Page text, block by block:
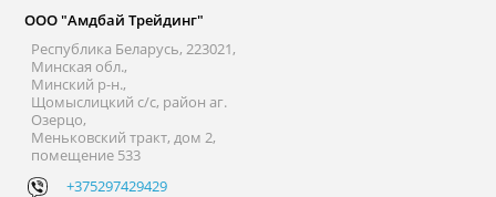
ООО "Амдбай Трейдинг"
Республика Беларусь, 223021,
Минская обл.,
Минский р-н.,
Щомыслицкий с/с, район аг.
Озерцо,
Меньковский тракт, дом 2,
помещение 533
+375297429429